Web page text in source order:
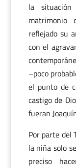
la
reflejado su
con el
–poco
el punto de
castigo de
fueran
Por parte del
la niña solo
preciso